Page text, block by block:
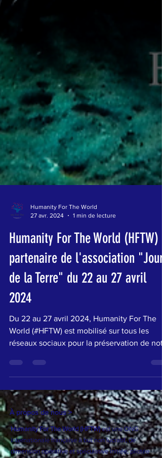
Humanity For The World
27 avr. 2024
1 min de lecture
Humanity For The World (HFTW)
partenaire de l'association "Jour
de la Terre" du 22 au 27 avril
2024
Du 22 au 27 avril 2024, Humanity For The
World (#HFTW) est mobilisé sur tous les
À propos de nous >
Humanity For The World (HFTW)est une ONG